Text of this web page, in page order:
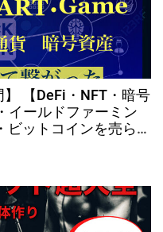
】 【DeFi・NFT・暗号
ビットコインを売らず